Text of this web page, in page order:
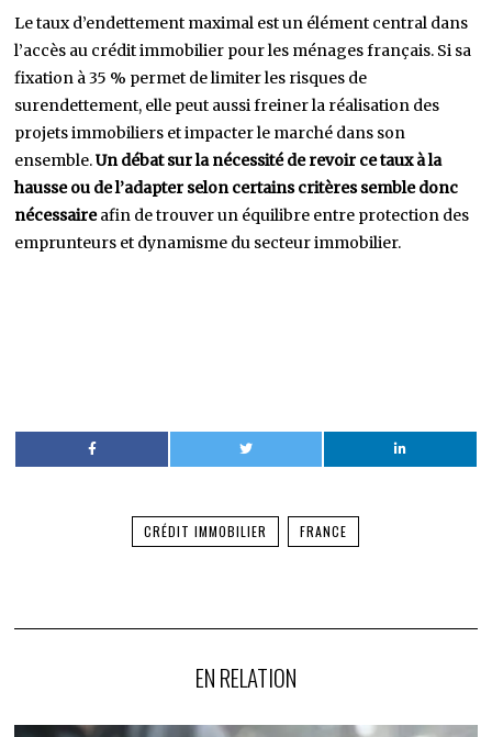
Le taux d’endettement maximal est un élément central dans
l’accès au crédit immobilier pour les ménages français. Si sa
fixation à 35 % permet de limiter les risques de
surendettement, elle peut aussi freiner la réalisation des
projets immobiliers et impacter le marché dans son
ensemble.Un débat sur la nécessité de revoir ce taux à la
hausse ou de l’adapter selon certains critères semble donc
nécessaireafin de trouver un équilibre entre protection des
emprunteurs et dynamisme du secteur immobilier.
CRÉDIT IMMOBILIER FRANCE
EN RELATION